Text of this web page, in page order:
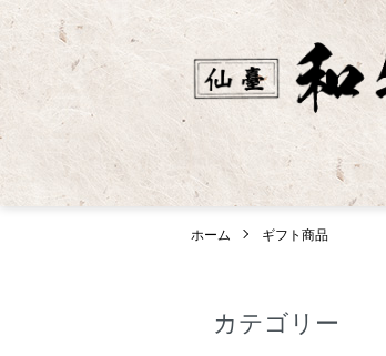
ホーム ギフト商品
カテゴリー